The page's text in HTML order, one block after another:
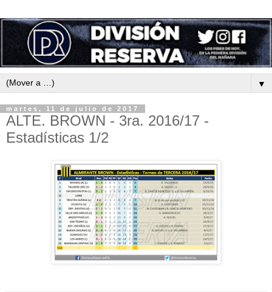
▼
martes, 11 de julio de 2017
ALTE. BROWN - 3ra. 2016/17 -
Estadísticas 1/2